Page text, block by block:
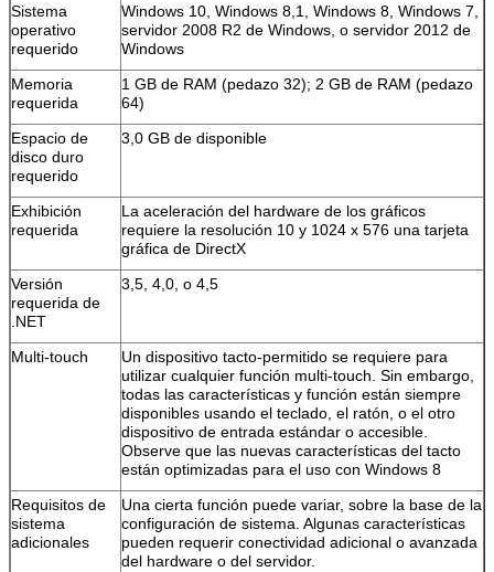
Sistema
operativo
requerido
Windows 10, Windows 8,1, Windows 8, Windows 7,
servidor 2008 R2 de Windows, o servidor 2012 de
Windows
Memoria
requerida
1 GB de RAM (pedazo 32); 2 GB de RAM (pedazo
64)
Espacio de
disco duro
requerido
3,0 GB de disponible
Exhibición
requerida
La aceleración del hardware de los gráficos
requiere la resolución 10 y 1024 x 576 una tarjeta
gráfica de DirectX
Versión
requerida de
.NET
3,5, 4,0, o 4,5
Multi-touch
Un dispositivo tacto-permitido se requiere para
utilizar cualquier función multi-touch. Sin embargo,
todas las características y función están siempre
disponibles usando el teclado, el ratón, o el otro
dispositivo de entrada estándar o accesible.
Observe que las nuevas características del tacto
están optimizadas para el uso con Windows 8
Requisitos de
sistema
adicionales
Una cierta función puede variar, sobre la base de la
configuración de sistema. Algunas características
pueden requerir conectividad adicional o avanzada
del hardware o del servidor.